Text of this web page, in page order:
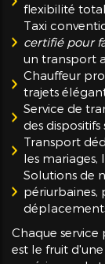
flexibilité
Taxi
certifié pour
un transport
Chauffeur
trajets
Service de
des
Transport
les mariages,
Solutions de
périurbaines,
Chaque
est le fruit